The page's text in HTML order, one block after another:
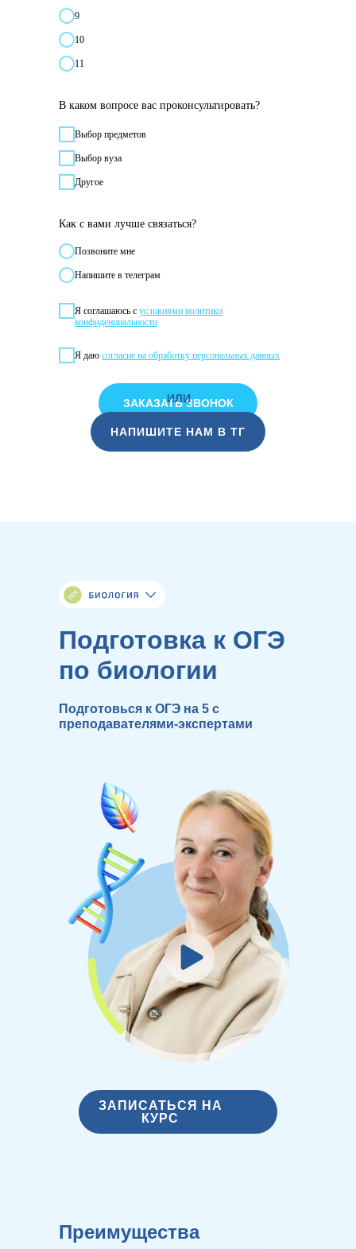
9
10
11
В каком вопросе вас проконсультировать?
Выбор предметов
Выбор вуза
Другое
Как с вами лучше связаться?
Позвонитe мне
Напишите в телеграм
Я соглашаюсь с условиями политики
конфиденциальности
Я даю согласие на обработку персональных данных
ЗАКАЗАТЬ ЗВОНОК
НАПИШИТЕ НАМ В ТГ
ИЛИ
Подготовка к ОГЭ
по биологии
ЗАПИСАТЬСЯ НА
КУРС
Подготовься к ОГЭ на 5 с
преподавателями-экспертами
Преимущества